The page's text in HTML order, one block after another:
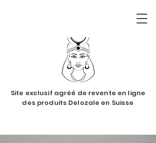
Site exclusif agréé de revente en ligne
des produits Delozale en Suisse